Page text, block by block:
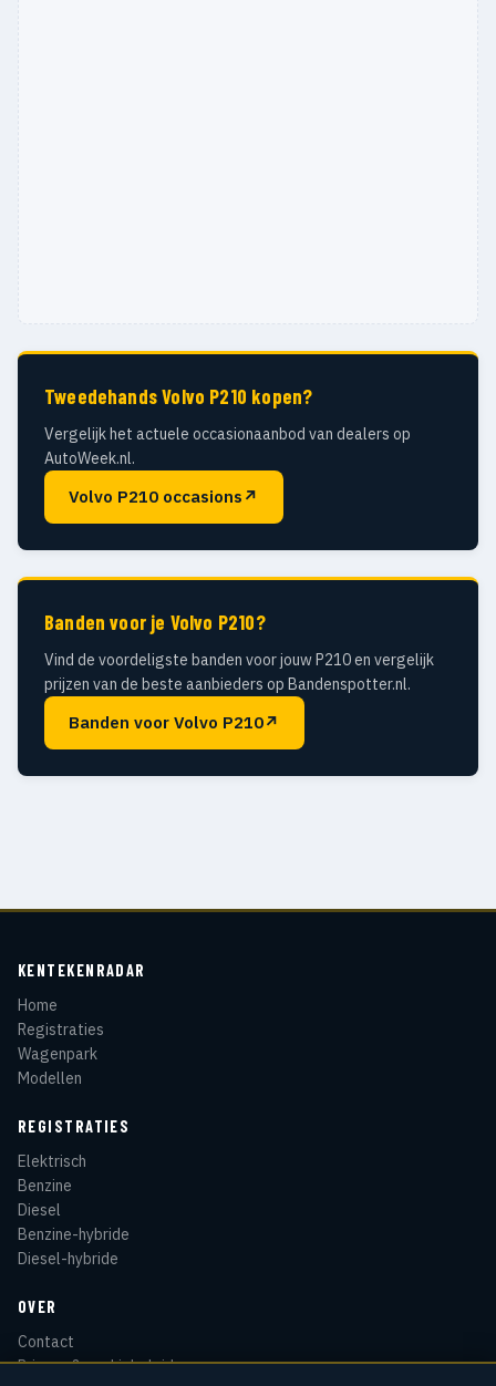
Tweedehands Volvo P210 kopen?
Vergelijk het actuele occasionaanbod van dealers op
AutoWeek.nl.
Volvo P210 occasions ↗
Banden voor je Volvo P210?
Vind de voordeligste banden voor jouw P210 en vergelijk
prijzen van de beste aanbieders op Bandenspotter.nl.
Banden voor Volvo P210↗
KENTEKENRADAR
Home
Registraties
Wagenpark
Modellen
REGISTRATIES
Elektrisch
Benzine
Diesel
Benzine-hybride
Diesel-hybride
OVER
Contact
Privacy & cookiebeleid